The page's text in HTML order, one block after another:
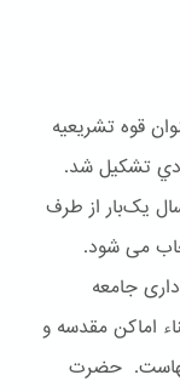
قوه تشریعیه
فرمودند در سال ۱۹۶۳ ميلادي تشکیل شد.
یک‌بار از طرف
می شود.
جامعه
اماکن مقدسه و
حضرت